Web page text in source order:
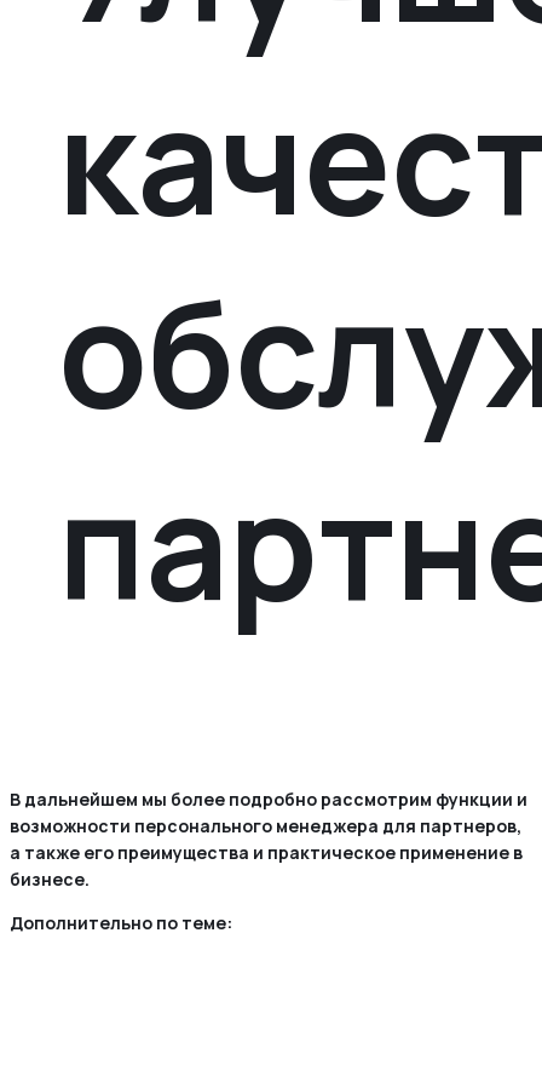
В дальнейшем мы более подробно рассмотрим функции и
возможности персонального менеджера для партнеров,
а также его преимущества и практическое применение в
бизнесе.
Дополнительно по теме: